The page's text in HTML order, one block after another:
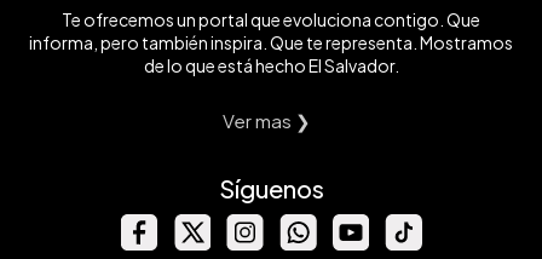
Te ofrecemos un portal que evoluciona contigo. Que
informa, pero también inspira. Que te representa. Mostramos
de lo que está hecho El Salvador.
Ver mas ❯
Síguenos